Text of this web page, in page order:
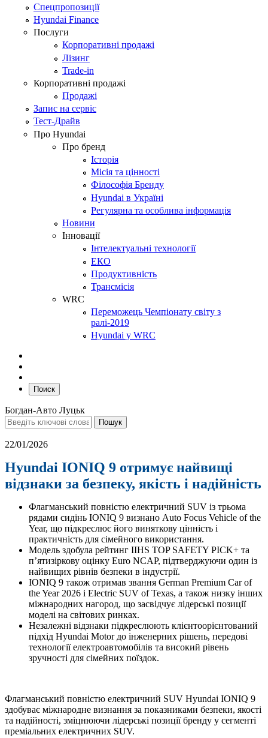
Спецпропозиції
Hyundai Finance
Послуги
Корпоративні продажі
Лізинг
Trade-in
Корпоративні продажі
Продажі
Запис на сервіс
Тест-Драйв
Про Hyundai
Про бренд
Історія
Місія та цінності
Філософія Бренду
Hyundai в Україні
Регулярна та особлива інформація
Новини
Інновації
Інтелектуальні технології
ЕКО
Продуктивність
Трансмісія
WRC
Переможець Чемпіонату світу з
ралі-2019
Hyundai у WRC
Поиск
Богдан-Авто Луцьк
22/01/2026
Hyundai IONIQ 9 отримує найвищі
відзнаки за безпеку, якість і надійність
Флагманський повністю електричний SUV із трьома
рядами сидінь IONIQ 9 визнано Auto Focus Vehicle of the
Year, що підкреслює його виняткову цінність і
практичність для сімейного використання.
Модель здобула рейтинг IIHS TOP SAFETY PICK+ та
п’ятизіркову оцінку Euro NCAP, підтверджуючи один із
найвищих рівнів безпеки в індустрії.
IONIQ 9 також отримав звання German Premium Car of
the Year 2026 і Electric SUV of Texas, а також низку інших
міжнародних нагород, що засвідчує лідерські позиції
моделі на світових ринках.
Незалежні відзнаки підкреслюють клієнтоорієнтований
підхід Hyundai Motor до інженерних рішень, передові
технології електроавтомобілів та високий рівень
зручності для сімейних поїздок.
Флагманський повністю електричний SUV Hyundai IONIQ 9
здобуває міжнародне визнання за показниками безпеки, якості
та надійності, зміцнюючи лідерські позиції бренду у сегменті
преміальних електричних SUV.